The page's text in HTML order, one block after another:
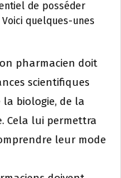
de posséder
quelques-unes
pharmacien doit
scientifiques
la biologie, de la
Cela lui permettra
leur mode